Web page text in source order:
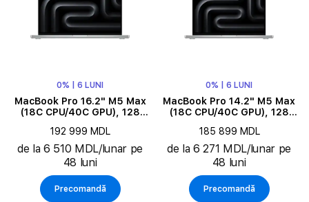
0% | 6 LUNI
MacBook Pro 16.2" M5 Max
(18C CPU/40C GPU), 128
192 999 MDL
de la 6 510 MDL/lunar pe
48 luni
Precomandă
0% | 6 LUNI
MacBook Pro 14.2" M5 Max
(18C CPU/40C GPU), 128
185 899 MDL
de la 6 271 MDL/lunar pe
48 luni
Precomandă